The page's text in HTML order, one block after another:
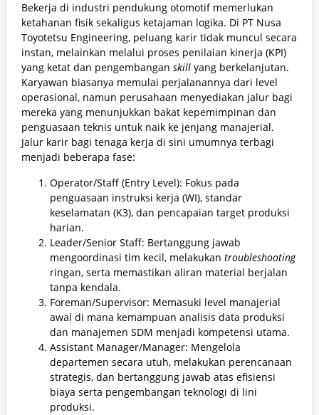
Bekerja di industri pendukung otomotif memerlukan
ketahanan fisik sekaligus ketajaman logika. Di PT Nusa
Toyotetsu Engineering, peluang karir tidak muncul secara
instan, melainkan melalui proses penilaian kinerja (KPI)
yang ketat dan pengembangan skill yang berkelanjutan.
Karyawan biasanya memulai perjalanannya dari level
operasional, namun perusahaan menyediakan jalur bagi
mereka yang menunjukkan bakat kepemimpinan dan
penguasaan teknis untuk naik ke jenjang manajerial.
Jalur karir bagi tenaga kerja di sini umumnya terbagi
menjadi beberapa fase:
Operator/Staff (Entry Level): Fokus pada
penguasaan instruksi kerja (WI), standar
keselamatan (K3), dan pencapaian target produksi
harian.
Leader/Senior Staff: Bertanggung jawab
mengoordinasi tim kecil, melakukan troubleshooting
ringan, serta memastikan aliran material berjalan
tanpa kendala.
Foreman/Supervisor: Memasuki level manajerial
awal di mana kemampuan analisis data produksi
dan manajemen SDM menjadi kompetensi utama.
Assistant Manager/Manager: Mengelola
departemen secara utuh, melakukan perencanaan
strategis, dan bertanggung jawab atas efisiensi
biaya serta pengembangan teknologi di lini
produksi.